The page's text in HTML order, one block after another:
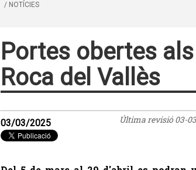
/ NOTÍCIES
Portes obertes
Roca del Vallès
Última revisió03-
03/03/2025